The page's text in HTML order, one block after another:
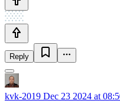
Reply
kvk-2019 Dec 23 2024 at